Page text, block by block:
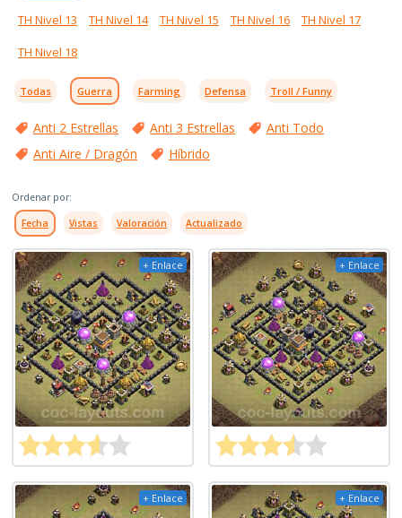
TH Nivel 13
TH Nivel 14 TH Nivel 15 TH Nivel 16
TH Nivel 17
TH Nivel 18
Todas Guerra Farming Defensa Troll / Funny
Anti 2 Estrellas Anti 3 Estrellas
Anti Todo
Anti Aire / Dragón
Híbrido
Ordenar por:
Fecha Vistas Valoración Actualizado
+ Enlace + Enlace
+ Enlace + Enlace